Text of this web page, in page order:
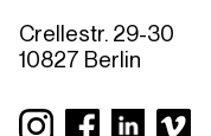
Crellestr. 29-30
10827 Berlin